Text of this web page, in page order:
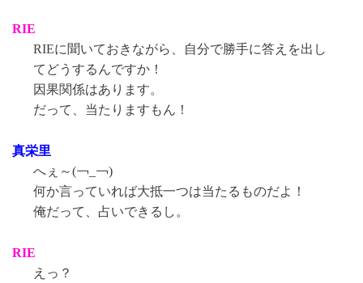
RIE
RIEに聞いておきながら、自分で勝手に答えを出し
てどうするんですか！
因果関係はあります。
だって、当たりますもん！
真栄里
へぇ～(￢_￢)
何か言っていれば大抵一つは当たるものだよ！
俺だって、占いできるし。
RIE
えっ？